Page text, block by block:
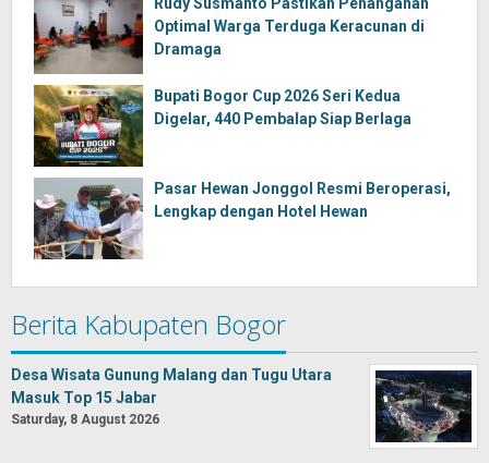
Optimal Warga Terduga Keracunan di
Dramaga
Bupati Bogor Cup 2026 Seri Kedua
Digelar, 440 Pembalap Siap Berlaga
Pasar Hewan Jonggol Resmi Beroperasi,
Lengkap dengan Hotel Hewan
Berita Kabupaten Bogor
Desa Wisata Gunung Malang dan Tugu Utara
Masuk Top 15 Jabar
Saturday, 8 August 2026